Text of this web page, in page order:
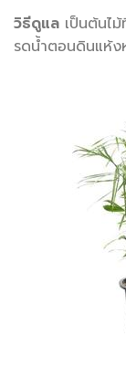
วิธีดูแล เป็นต้นไ
รดน้ำตอนดินแห้